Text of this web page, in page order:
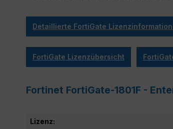
Detaillierte FortiGate
FortiGate Lizenzübersicht
Fortinet FortiGate-1801F -
Lizenz: